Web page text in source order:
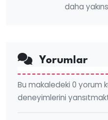
daha
Yorumlar
Bu makaledeki 0 yorum
deneyimlerini